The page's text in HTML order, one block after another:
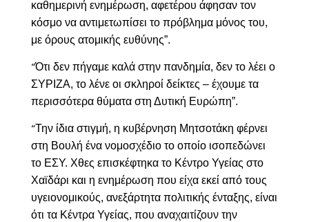
καθημερινή ενημέρωση, αφετέρου άφησαν τον
κόσμο να αντιμετωπίσει το πρόβλημα μόνος του,
με όρους ατομικής ευθύνης”.
“Ότι δεν πήγαμε καλά στην πανδημία, δεν το λέει ο
ΣΥΡΙΖΑ, το λένε οι σκληροί δείκτες – έχουμε τα
περισσότερα θύματα στη Δυτική Ευρώπη”.
“Την ίδια στιγμή, η κυβέρνηση Μητσοτάκη φέρνει
στη Βουλή ένα νομοσχέδιο το οποίο ισοπεδώνει
το ΕΣΥ. Χθες επισκέφτηκα το Κέντρο Υγείας στο
Χαϊδάρι και η ενημέρωση που είχα εκεί από τους
υγειονομικούς, ανεξάρτητα πολιτικής ένταξης, είναι
ότι τα Κέντρα Υγείας, που αναχαιτίζουν την